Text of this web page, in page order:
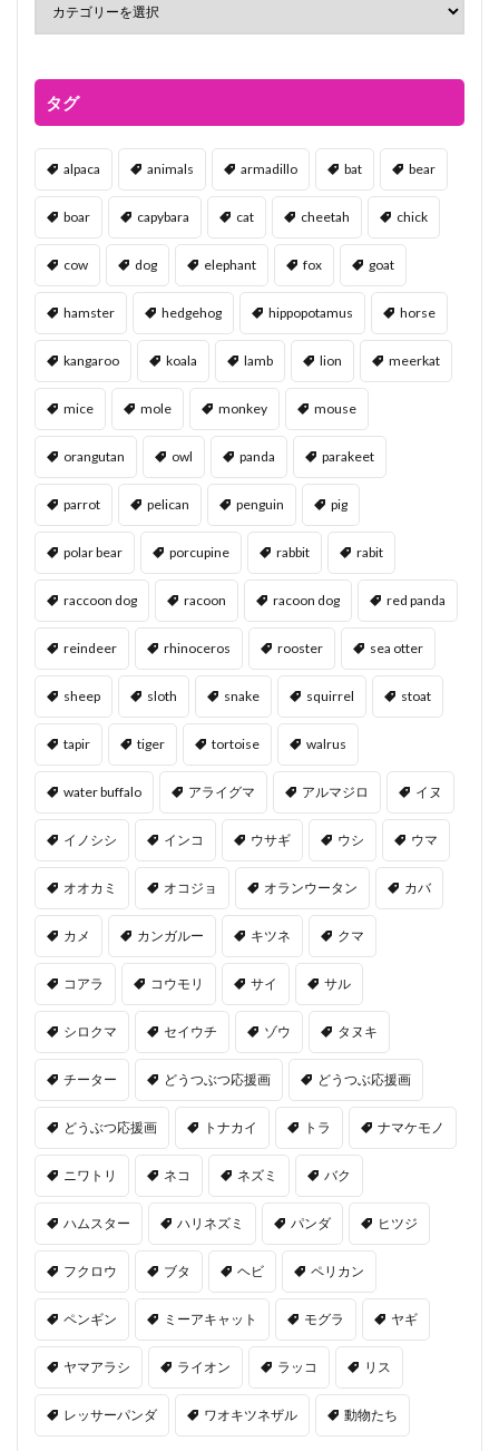
タグ
alpaca animals armadillo bat bear
boar capybara cat cheetah chick
cow dog elephant fox goat
hamster hedgehog hippopotamus horse
kangaroo koala lamb lion meerkat
mice mole monkey mouse
orangutan owl panda parakeet
parrot pelican penguin pig
polar bear porcupine rabbit rabit
raccoon dog racoon racoon dog red panda
reindeer rhinoceros rooster sea otter
sheep sloth snake squirrel stoat
tapir tiger tortoise walrus
water buffalo アライグマ アルマジロ イヌ
イノシシ インコ ウサギ ウシ ウマ
オオカミ オコジョ オランウータン カバ
カメ カンガルー キツネ クマ
コアラ コウモリ サイ サル
シロクマ セイウチ ゾウ タヌキ
チーター どうつぶつ応援画 どうつぶ応援画
どうぶつ応援画 トナカイ トラ ナマケモノ
ニワトリ ネコ ネズミ バク
ハムスター ハリネズミ パンダ ヒツジ
フクロウ ブタ ヘビ ペリカン
ペンギン ミーアキャット モグラ ヤギ
ヤマアラシ ライオン ラッコ リス
レッサーパンダ ワオキツネザル 動物たち